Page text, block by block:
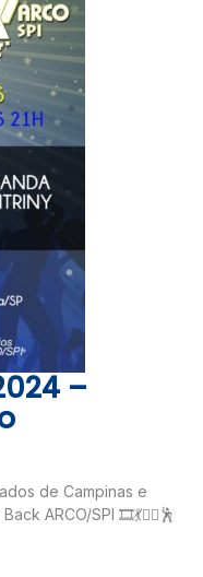
–
de Campinas e
ARCO/SPI 🎞️💃👯‍♂️🕺